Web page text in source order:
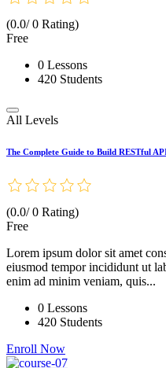
(0.0/ 0 Rating)
Free
0 Lessons
420 Students
All Levels
The Complete Guide to Build RESTful
(0.0/ 0 Rating)
Free
Lorem ipsum dolor sit amet
eiusmod tempor incididunt ut
enim ad minim veniam, quis...
0 Lessons
420 Students
Enroll Now